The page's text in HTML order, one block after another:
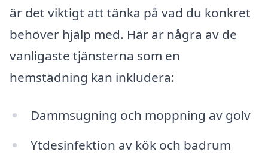
är det viktigt att tänka på vad du konkret
behöver hjälp med. Här är några av de
vanligaste tjänsterna som en
hemstädning kan inkludera:
Dammsugning och moppning av golv
Ytdesinfektion av kök och badrum